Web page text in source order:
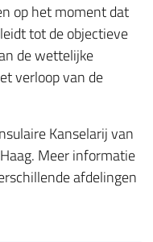
op het moment dat
tot de objectieve
de wettelijke
verloop van de
Kanselarij van
Meer informatie
afdelingen